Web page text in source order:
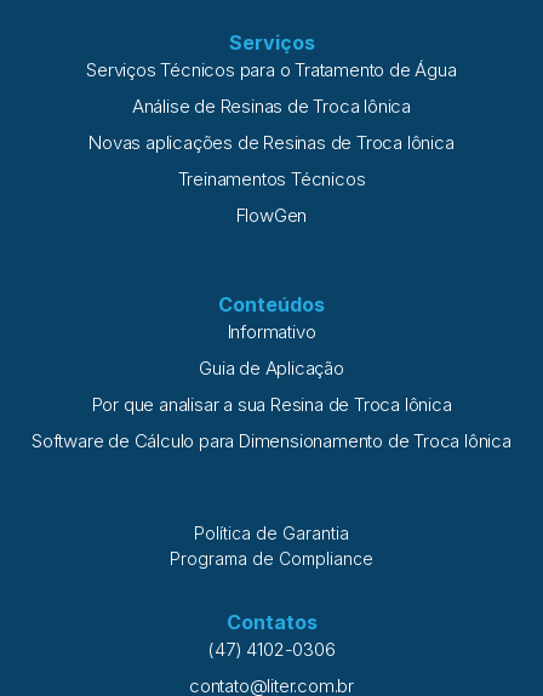
Serviços
Serviços Técnicos para o Tratamento de Água
Análise de Resinas de Troca Iônica
Novas aplicações de Resinas de Troca Iônica
Treinamentos Técnicos
FlowGen
Conteúdos
Informativo
Guia de Aplicação
Por que analisar a sua Resina de Troca Iônica
Software de Cálculo para Dimensionamento de Troca Iônica
Política de Garantia
Programa de Compliance
Contatos
(47) 4102-0306
contato@liter.com.br